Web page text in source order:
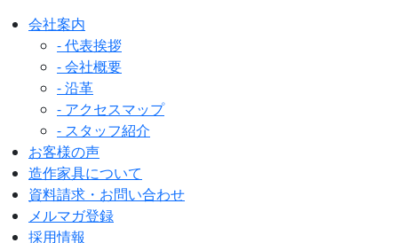
会社案内
- 代表挨拶
- 会社概要
- 沿革
- アクセスマップ
- スタッフ紹介
お客様の声
造作家具について
資料請求・お問い合わせ
メルマガ登録
採用情報